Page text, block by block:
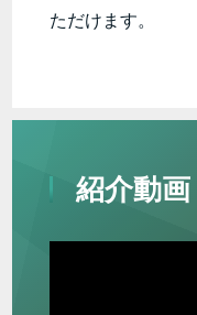
ただけます。
紹介動画